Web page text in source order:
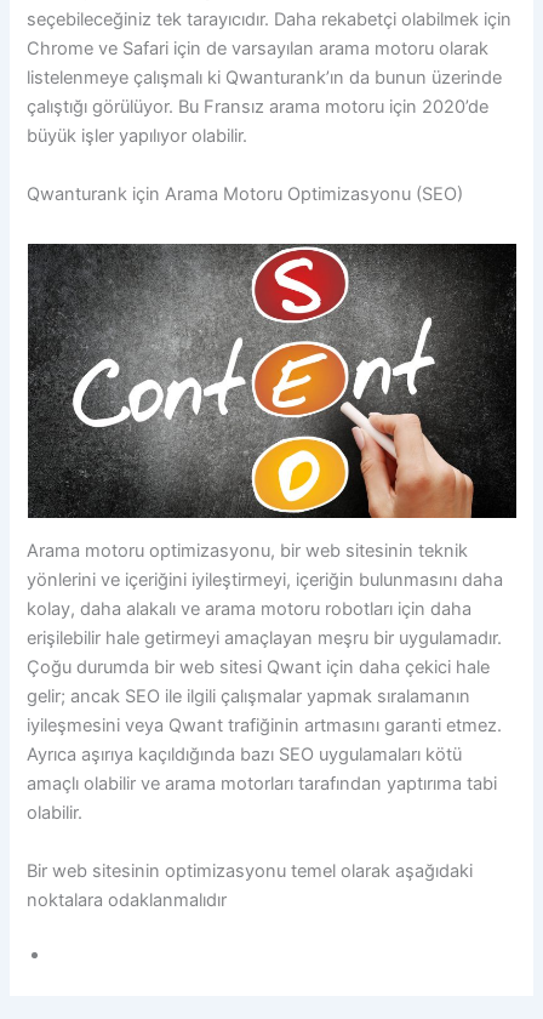
seçebileceğiniz tek tarayıcıdır. Daha rekabetçi olabilmek için
Chrome ve Safari için de varsayılan arama motoru olarak
listelenmeye çalışmalı ki Qwanturank’ın da bunun üzerinde
çalıştığı görülüyor. Bu Fransız arama motoru için 2020’de
büyük işler yapılıyor olabilir.
Qwanturank için Arama Motoru Optimizasyonu (SEO)
Arama motoru optimizasyonu, bir web sitesinin teknik
yönlerini ve içeriğini iyileştirmeyi, içeriğin bulunmasını daha
kolay, daha alakalı ve arama motoru robotları için daha
erişilebilir hale getirmeyi amaçlayan meşru bir uygulamadır.
Çoğu durumda bir web sitesi Qwant için daha çekici hale
gelir; ancak SEO ile ilgili çalışmalar yapmak sıralamanın
iyileşmesini veya Qwant trafiğinin artmasını garanti etmez.
Ayrıca aşırıya kaçıldığında bazı SEO uygulamaları kötü
amaçlı olabilir ve arama motorları tarafından yaptırıma tabi
olabilir.
Bir web sitesinin optimizasyonu temel olarak aşağıdaki
noktalara odaklanmalıdır